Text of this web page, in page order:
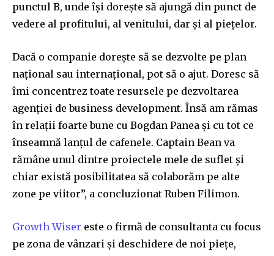
punctul B, unde își dorește să ajungă din punct de
vedere al profitului, al venitului, dar și al piețelor.
Dacă o companie dorește să se dezvolte pe plan
național sau internațional, pot să o ajut. Doresc să
îmi concentrez toate resursele pe dezvoltarea
agenției de business development. Însă am rămas
în relații foarte bune cu Bogdan Panea și cu tot ce
înseamnă lanțul de cafenele. Captain Bean va
rămâne unul dintre proiectele mele de suflet și
chiar există posibilitatea să colaborăm pe alte
zone pe viitor”, a concluzionat Ruben Filimon.
Growth Wiser este o firmă de consultanta cu focus
pe zona de vânzari și deschidere de noi piețe,